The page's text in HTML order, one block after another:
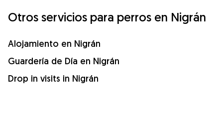
Otros servicios para perros en Nigrán
Alojamiento en Nigrán
Guardería de Día en Nigrán
Drop in visits in Nigrán